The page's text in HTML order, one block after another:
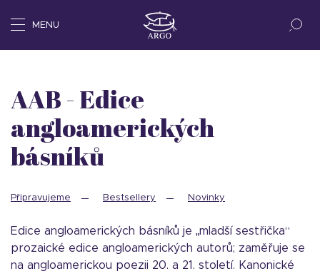
MENU
AAB - Edice
angloamerických
básníků
Připravujeme Bestsellery Novinky
Edice angloamerických básníků je „mladší sestřička“
prozaické edice angloamerických autorů; zaměřuje se
na angloamerickou poezii 20. a 21. století. Kanonické